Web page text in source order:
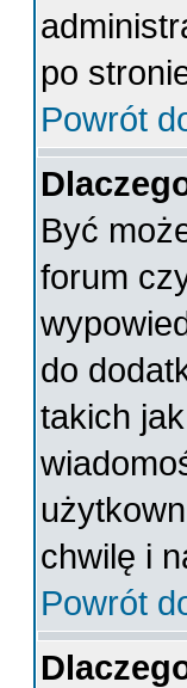
po
Powrót
Być
forum
do
takich
chwilę i
Powrót